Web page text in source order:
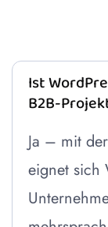
Ist
B2B-
Ja – mit
eignet sich